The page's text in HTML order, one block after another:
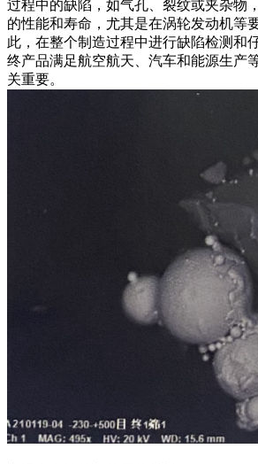
过程中的缺陷，如气孔、裂纹或夹杂物
的性能和寿命，尤其是在涡轮发动机等
此，在整个制造过程中进行缺陷检测和
终产品满足航空航天 汽车和能源生产
关重要。